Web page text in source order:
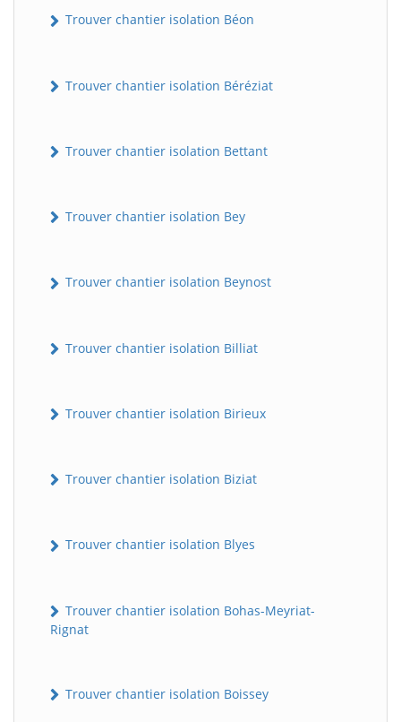
Trouver chantier isolation Béon
Trouver chantier isolation Béréziat
Trouver chantier isolation Bettant
Trouver chantier isolation Bey
Trouver chantier isolation Beynost
Trouver chantier isolation Billiat
Trouver chantier isolation Birieux
Trouver chantier isolation Biziat
Trouver chantier isolation Blyes
Trouver chantier isolation Bohas-Meyriat-
Rignat
Trouver chantier isolation Boissey